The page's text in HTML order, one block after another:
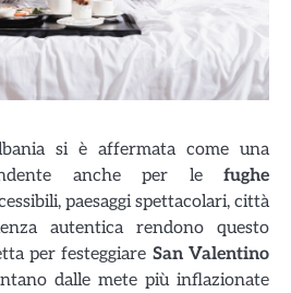
si è affermata come una
anche per le fughe
paesaggi spettacolari, città
autentica rendono questo
per festeggiare San Valentino
dalle mete più inflazionate